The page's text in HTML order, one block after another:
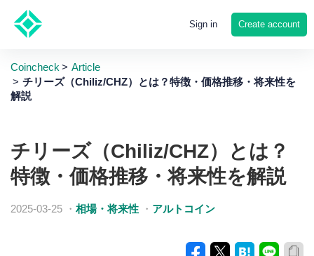
Sign in Create account
Coincheck
Article
チリーズ（Chiliz/CHZ）とは？特徴・価格推移・将来性を
解説
チリーズ（Chiliz/CHZ）とは？
特徴・価格推移・将来性を解説
2025-03-25 ・ 相場・将来性 ・ アルトコイン